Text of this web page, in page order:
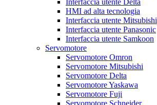
Interfaccia utente Delta
HMI ad alta tecnologia
Interfaccia utente Mitsubishi
Interfaccia utente Panasonic
Interfaccia utente Samkoon
Servomotore
Servomotore Omron
Servomotore Mitsubishi
Servomotore Delta
Servomotore Yaskawa
Servomotore Fuji
Servomotore Schneider